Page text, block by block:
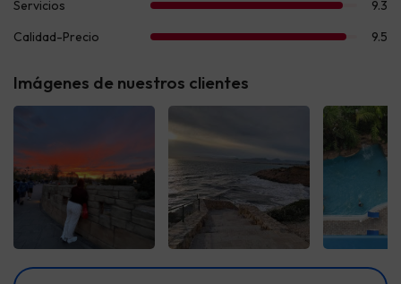
Imágenes de nuestros clientes